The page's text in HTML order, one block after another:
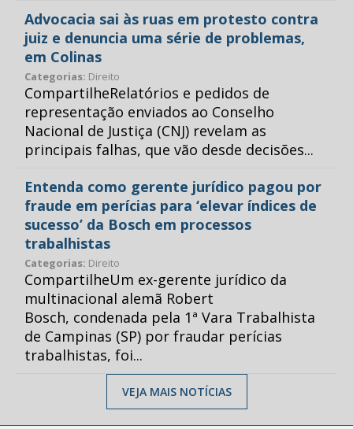
Advocacia sai às ruas em protesto contra
juiz e denuncia uma série de problemas,
em Colinas
Categorias: Direito
CompartilheRelatórios e pedidos de
representação enviados ao Conselho
Nacional de Justiça (CNJ) revelam as
principais falhas, que vão desde decisões...
Entenda como gerente jurídico pagou por
fraude em perícias para ‘elevar índices de
sucesso’ da Bosch em processos
trabalhistas
Categorias: Direito
CompartilheUm ex-gerente jurídico da
multinacional alemã Robert
Bosch, condenada pela 1ª Vara Trabalhista
de Campinas (SP) por fraudar perícias
trabalhistas, foi...
VEJA MAIS NOTÍCIAS